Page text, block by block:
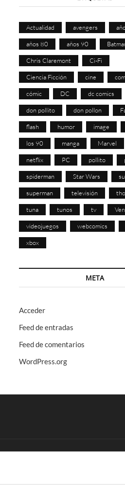
Actualidad avengers
años 80 años 90
Chris Claremont Ci-Fi
Ciencia Ficción cine
cómic DC dc comics
don pollito don pollon
flash humor image
los 90 manga Marvel
netflix PC pollito
spiderman Star Wars
superman televisión
tuna tunos tv
videojuegos webcomics
xbox
META
Acceder
Feed de entradas
Feed de comentarios
WordPress.org